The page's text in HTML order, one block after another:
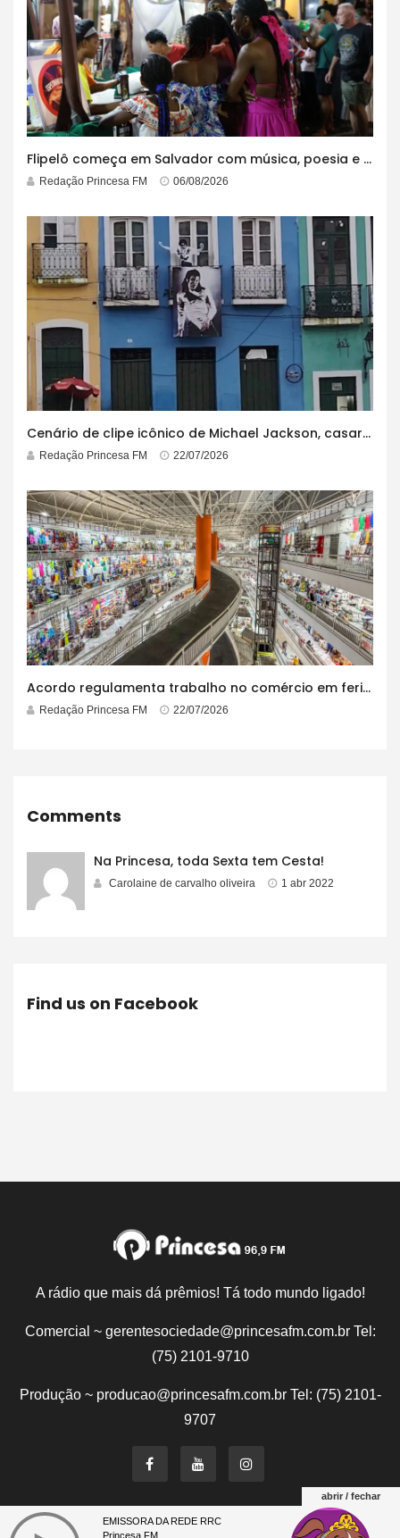
Flipelô começa em Salvador com música, poesia e grande participação
Redação Princesa FM 06/08/2026
Cenário de clipe icônico de Michael Jackson, casarão azul no centro do Pelourinho enfrenta ordem de desocupação
Redação Princesa FM 22/07/2026
Acordo regulamenta trabalho no comércio em feriados
Redação Princesa FM 22/07/2026
Comments
Na Princesa, toda Sexta tem Cesta!
Carolaine de carvalho oliveira 1 abr 2022
Find us on Facebook
A rádio que mais dá prêmios! Tá todo mundo ligado!
Comercial ~ gerentesociedade@princesafm.com.br Tel:
(75) 2101-9710
Produção ~ producao@princesafm.com.br Tel: (75) 2101-
9707
Um site pertencente a Fundação Santo Antônio © Todos
abrir / fechar
EMISSORA DA REDE RRC
Princesa FM